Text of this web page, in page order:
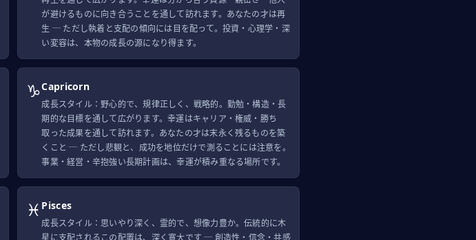
が避けるものに向き合うことを通して訪れます。あなたの才は再
生 ─ ただし執着と支配の傾向には目を配って。投資・心理学・深
い変容は、本物の成長の源になり得ます。
♑Capricorn
成長スタイル：野心的で、規律正しく、戦略的。勤勉・構造・長
期的な目標を通して広がります。幸運はキャリア・権威・勝ち
取った成果を通して訪れます。あなたの才は末永く残るものを築
くこと ─ ただし悲観と、成功を地位だけで測ることには注意を。
事業・経営・辛抱強い長期計画は、幸運が積み重なる場所です。
♓ Pisces
成長スタイル：思いやり深く、霊的で、想像力豊か。伝統的に木
星に支配されるこの配置は、深く寛大です ─ 創造性・信念・共感